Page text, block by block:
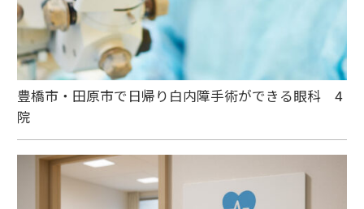
豊橋市・田原市で日帰り白内障手術ができる眼科 4
院